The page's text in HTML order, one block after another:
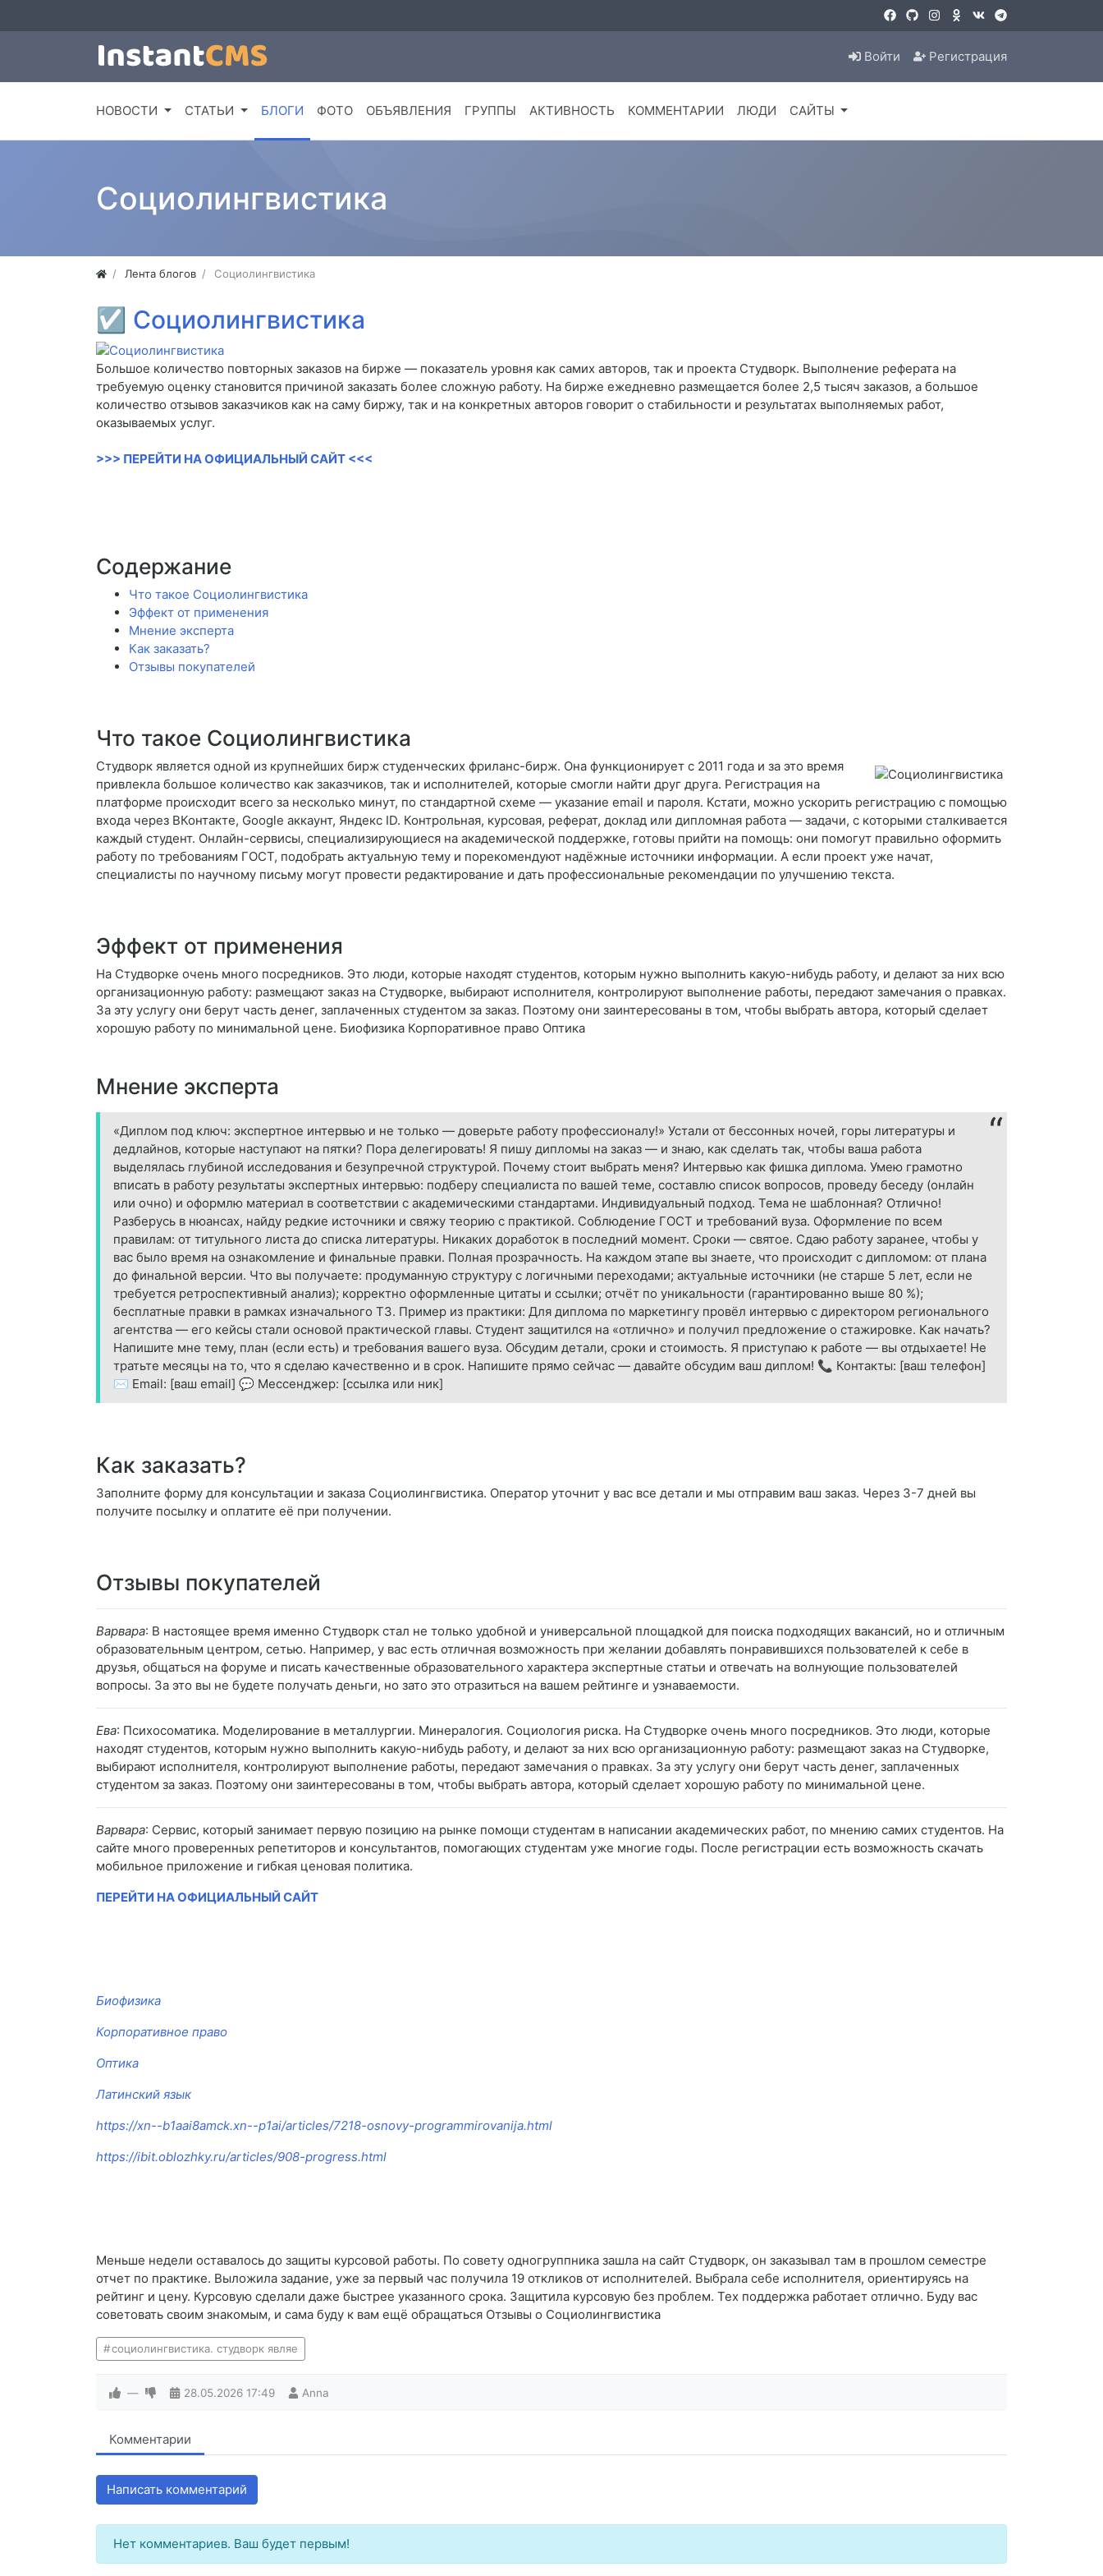
Войти Регистрация
НОВОСТИ СТАТЬИ БЛОГИ ФОТО ОБЪЯВЛЕНИЯ ГРУППЫ АКТИВНОСТЬ КОММЕНТАРИИ ЛЮДИ САЙТЫ
Социолингвистика
Лента блогов Социолингвистика
☑ Социолингвистика
Большое количество повторных заказов на бирже — показатель уровня как самих авторов, так и проекта Студворк. Выполнение реферата на
требуемую оценку становится причиной заказать более сложную работу. На бирже ежедневно размещается более 2,5 тысяч заказов, а большое
количество отзывов заказчиков как на саму биржу, так и на конкретных авторов говорит о стабильности и результатах выполняемых работ,
оказываемых услуг.
>>> ПЕРЕЙТИ НА ОФИЦИАЛЬНЫЙ САЙТ <<<
Содержание
Что такое Социолингвистика
Эффект от применения
Мнение эксперта
Как заказать?
Отзывы покупателей
Что такое Социолингвистика
Студворк является одной из крупнейших бирж студенческих фриланс-бирж. Она функционирует с 2011 года и за это время
привлекла большое количество как заказчиков, так и исполнителей, которые смогли найти друг друга. Регистрация на
платформе происходит всего за несколько минут, по стандартной схеме — указание email и пароля. Кстати, можно ускорить регистрацию с помощью
входа через ВКонтакте, Google аккаунт, Яндекс ID. Контрольная, курсовая, реферат, доклад или дипломная работа — задачи, с которыми сталкивается
каждый студент. Онлайн-сервисы, специализирующиеся на академической поддержке, готовы прийти на помощь: они помогут правильно оформить
работу по требованиям ГОСТ, подобрать актуальную тему и порекомендуют надёжные источники информации. А если проект уже начат,
специалисты по научному письму могут провести редактирование и дать профессиональные рекомендации по улучшению текста.
Эффект от применения
На Студворке очень много посредников. Это люди, которые находят студентов, которым нужно выполнить какую-нибудь работу, и делают за них всю
организационную работу: размещают заказ на Студворке, выбирают исполнителя, контролируют выполнение работы, передают замечания о правках.
За эту услугу они берут часть денег, заплаченных студентом за заказ. Поэтому они заинтересованы в том, чтобы выбрать автора, который сделает
хорошую работу по минимальной цене. Биофизика Корпоративное право Оптика
Мнение эксперта
«Диплом под ключ: экспертное интервью и не только — доверьте работу профессионалу!» Устали от бессонных ночей, горы литературы и
дедлайнов, которые наступают на пятки? Пора делегировать! Я пишу дипломы на заказ — и знаю, как сделать так, чтобы ваша работа
выделялась глубиной исследования и безупречной структурой. Почему стоит выбрать меня? Интервью как фишка диплома. Умею грамотно
вписать в работу результаты экспертных интервью: подберу специалиста по вашей теме, составлю список вопросов, проведу беседу (онлайн
или очно) и оформлю материал в соответствии с академическими стандартами. Индивидуальный подход. Тема не шаблонная? Отлично!
Разберусь в нюансах, найду редкие источники и свяжу теорию с практикой. Соблюдение ГОСТ и требований вуза. Оформление по всем
правилам: от титульного листа до списка литературы. Никаких доработок в последний момент. Сроки — святое. Сдаю работу заранее, чтобы у
вас было время на ознакомление и финальные правки. Полная прозрачность. На каждом этапе вы знаете, что происходит с дипломом: от плана
до финальной версии. Что вы получаете: продуманную структуру с логичными переходами; актуальные источники (не старше 5 лет, если не
требуется ретроспективный анализ); корректно оформленные цитаты и ссылки; отчёт по уникальности (гарантированно выше 80 %);
бесплатные правки в рамках изначального ТЗ. Пример из практики: Для диплома по маркетингу провёл интервью с директором регионального
агентства — его кейсы стали основой практической главы. Студент защитился на «отлично» и получил предложение о стажировке. Как начать?
Напишите мне тему, план (если есть) и требования вашего вуза. Обсудим детали, сроки и стоимость. Я приступаю к работе — вы отдыхаете! Не
тратьте месяцы на то, что я сделаю качественно и в срок. Напишите прямо сейчас — давайте обсудим ваш диплом! 📞 Контакты: [ваш телефон]
✉️ Email: [ваш email] 💬 Мессенджер: [ссылка или ник]
Как заказать?
Заполните форму для консультации и заказа Социолингвистика. Оператор уточнит у вас все детали и мы отправим ваш заказ. Через 3-7 дней вы
получите посылку и оплатите её при получении.
Отзывы покупателей
Варвара: В настоящее время именно Студворк стал не только удобной и универсальной площадкой для поиска подходящих вакансий, но и отличным
образовательным центром, сетью. Например, у вас есть отличная возможность при желании добавлять понравившихся пользователей к себе в
друзья, общаться на форуме и писать качественные образовательного характера экспертные статьи и отвечать на волнующие пользователей
вопросы. За это вы не будете получать деньги, но зато это отразиться на вашем рейтинге и узнаваемости.
Ева: Психосоматика. Моделирование в металлургии. Минералогия. Социология риска. На Студворке очень много посредников. Это люди, которые
находят студентов, которым нужно выполнить какую-нибудь работу, и делают за них всю организационную работу: размещают заказ на Студворке,
выбирают исполнителя, контролируют выполнение работы, передают замечания о правках. За эту услугу они берут часть денег, заплаченных
студентом за заказ. Поэтому они заинтересованы в том, чтобы выбрать автора, который сделает хорошую работу по минимальной цене.
Варвара: Сервис, который занимает первую позицию на рынке помощи студентам в написании академических работ, по мнению самих студентов. На
сайте много проверенных репетиторов и консультантов, помогающих студентам уже многие годы. После регистрации есть возможность скачать
мобильное приложение и гибкая ценовая политика.
ПЕРЕЙТИ НА ОФИЦИАЛЬНЫЙ САЙТ
Биофизика
Корпоративное право
Оптика
Латинский язык
https://xn--b1aai8amck.xn--p1ai/articles/7218-osnovy-programmirovanija.html
https://ibit.oblozhky.ru/articles/908-progress.html
Меньше недели оставалось до защиты курсовой работы. По совету одногруппника зашла на сайт Студворк, он заказывал там в прошлом семестре
отчет по практике. Выложила задание, уже за первый час получила 19 откликов от исполнителей. Выбрала себе исполнителя, ориентируясь на
рейтинг и цену. Курсовую сделали даже быстрее указанного срока. Защитила курсовую без проблем. Тех поддержка работает отлично. Буду вас
советовать своим знакомым, и сама буду к вам ещё обращаться Отзывы о Социолингвистика
социолингвистика. студворк являе
— 28.05.2026 17:49 Anna
Комментарии
Написать комментарий
Нет комментариев. Ваш будет первым!